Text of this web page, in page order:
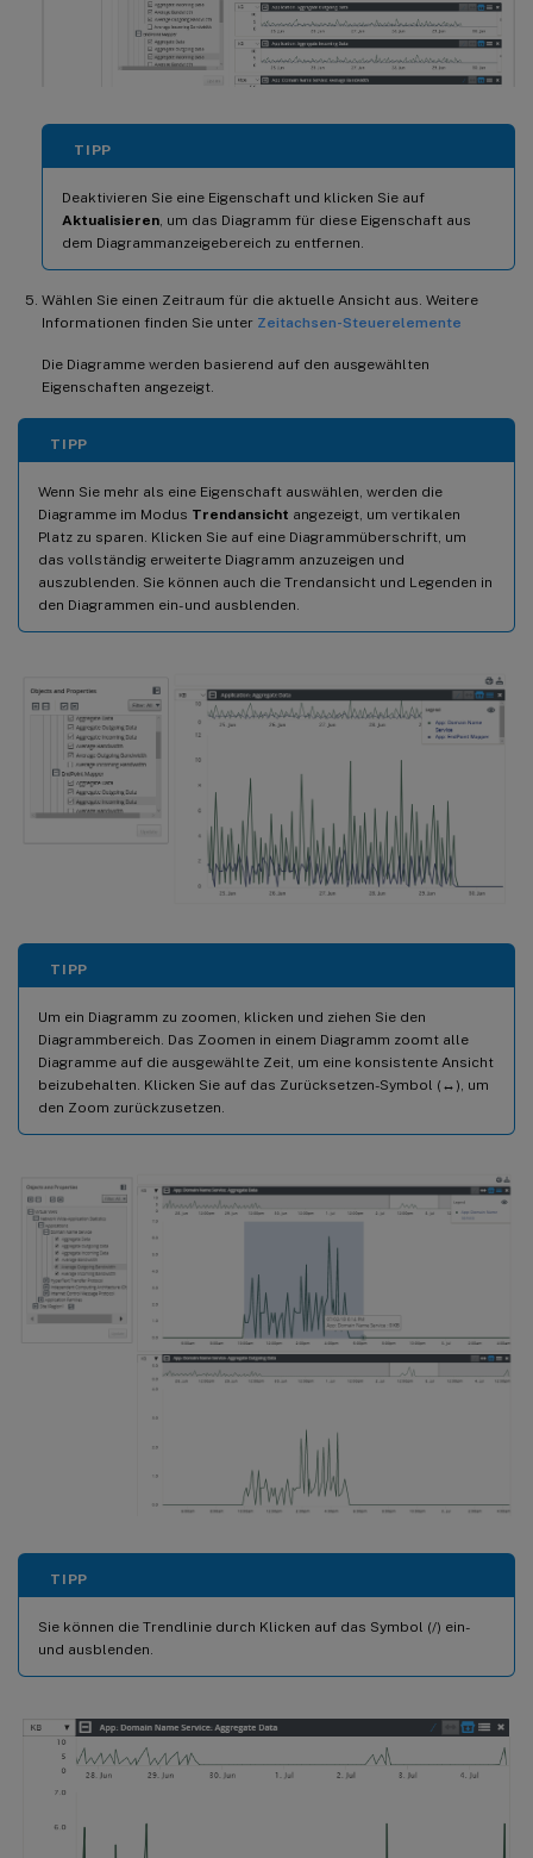
TIPP
Deaktivieren Sie eine Eigenschaft und klicken Sie auf
Aktualisieren, um das Diagramm für diese Eigenschaft aus
dem Diagrammanzeigebereich zu entfernen.
Wählen Sie einen Zeitraum für die aktuelle Ansicht aus. Weitere
Informationen finden Sie unter Zeitachsen-Steuerelemente
Die Diagramme werden basierend auf den ausgewählten
Eigenschaften angezeigt.
TIPP
Wenn Sie mehr als eine Eigenschaft auswählen, werden die
Diagramme im Modus Trendansicht angezeigt, um vertikalen
Platz zu sparen. Klicken Sie auf eine Diagrammüberschrift, um
das vollständig erweiterte Diagramm anzuzeigen und
auszublenden. Sie können auch die Trendansicht und Legenden in
den Diagrammen ein- und ausblenden.
TIPP
Um ein Diagramm zu zoomen, klicken und ziehen Sie den
Diagrammbereich. Das Zoomen in einem Diagramm zoomt alle
Diagramme auf die ausgewählte Zeit, um eine konsistente Ansicht
beizubehalten. Klicken Sie auf das Zurücksetzen-Symbol (↔), um
den Zoom zurückzusetzen.
TIPP
Sie können die Trendlinie durch Klicken auf das Symbol (/) ein-
und ausblenden.